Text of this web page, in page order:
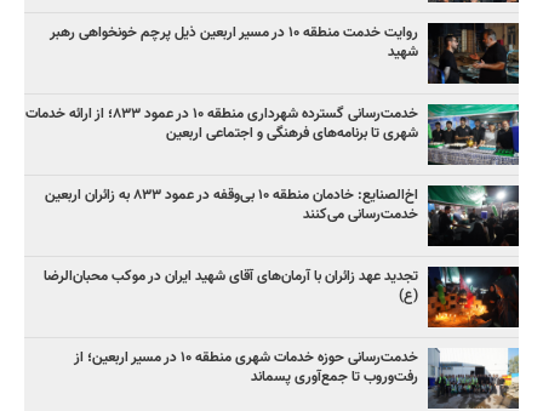
روایت خدمت منطقه ۱۰ در مسیر اربعین ذیل پرچم خونخواهی رهبر
شهید
خدمت‌رسانی گسترده شهرداری منطقه ۱۰ در عمود ۸۳۳؛ از ارائه خدمات
شهری تا برنامه‌های فرهنگی و اجتماعی اربعین
اخ‌الصنایع: خادمان منطقه ۱۰ بی‌وقفه در عمود ۸۳۳ به زائران اربعین
خدمت‌رسانی می‌کنند
تجدید عهد زائران با آرمان‌های آقای شهید ایران در موکب محبان‌الرضا
(ع)
خدمت‌رسانی حوزه خدمات شهری منطقه ۱۰ در مسیر اربعین؛ از
رفت‌وروب تا جمع‌آوری پسماند